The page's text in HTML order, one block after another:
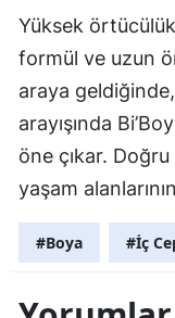
Yüksek
formül ve uzun
araya
arayışında
öne çıkar.
yaşam
#Boya #İç